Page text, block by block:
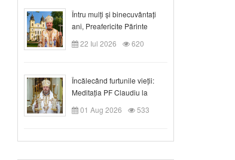
Întru mulți și binecuvântați
ani, Preafericite Părinte
Claudiu!
22 Iul 2026 620
Încălecând furtunile vieții:
Meditația PF Claudiu la
Duminica a IX-a după Rusalii
01 Aug 2026 533